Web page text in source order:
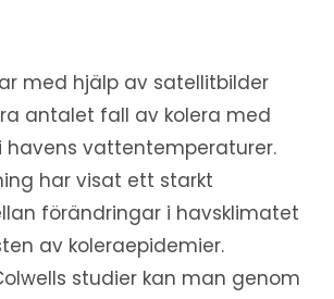
med hjälp av satellitbilder
antalet fall av kolera med
havens vattentemperaturer.
har visat ett starkt
förändringar i havsklimatet
av koleraepidemier.
studier kan man genom